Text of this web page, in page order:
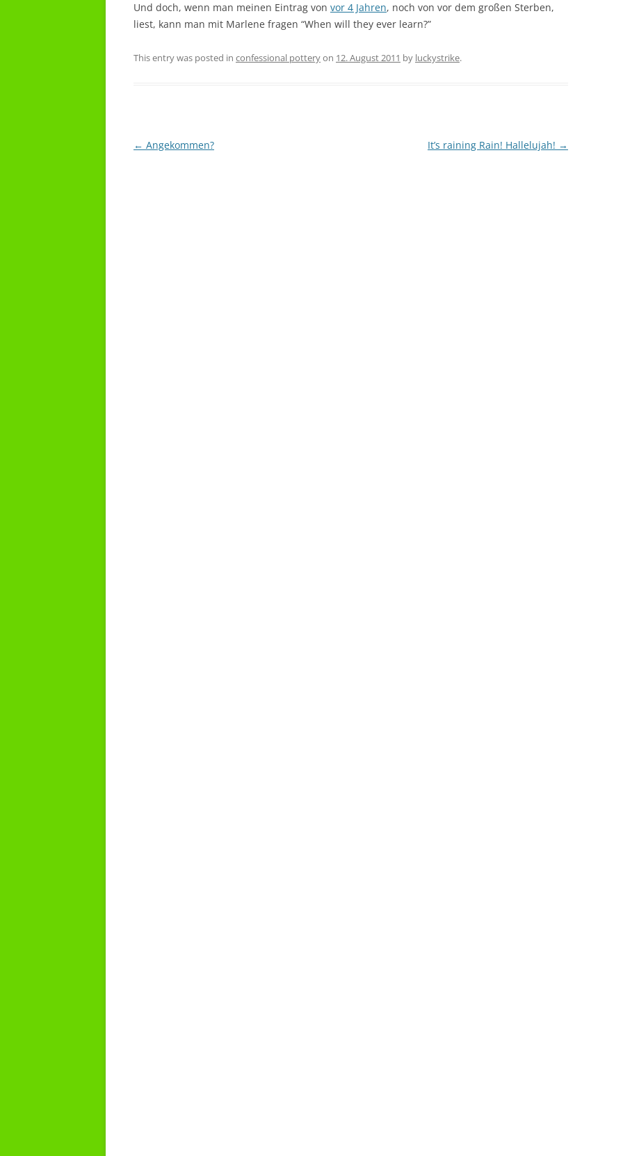
Und doch, wenn man meinen Eintrag von vor 4 Jahren, noch von vor dem großen Sterben,
liest, kann man mit Marlene fragen “When will they ever learn?”
This entry was posted in confessional potteryon 12. August 2011 by luckystrike.
Post
← Angekommen? It’s raining Rain! Hallelujah! →